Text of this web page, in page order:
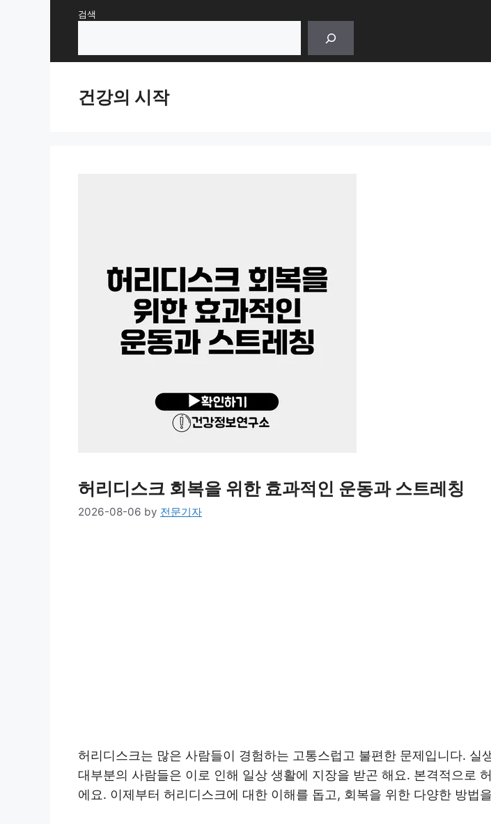
검색
건강의 시작
허리디스크 회복을 위한 효과적인 운동과 스트레칭
2026-08-06 by 전문기자
허리디스크는 많은 사람들이 경험하는 고통스럽고 불편한 문제입니다.
대부분의 사람들은 이로 인해 일상 생활에 지장을 받곤 해요. 본격적으로
에요. 이제부터 허리디스크에 대한 이해를 돕고, 회복을 위한 다양한 방법